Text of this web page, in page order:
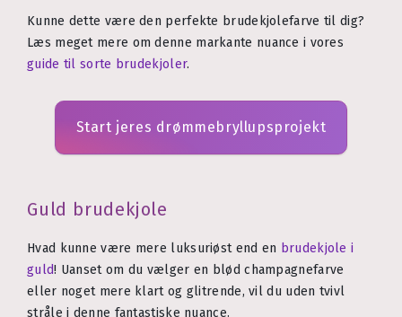
Kunne dette være den perfekte brudekjolefarve til dig?
Læs meget mere om denne markante nuance i vores
guide til sorte brudekjoler.
Start jeres drømmebryllupsprojekt
Guld brudekjole
Hvad kunne være mere luksuriøst end en brudekjole i
guld! Uanset om du vælger en blød champagnefarve
eller noget mere klart og glitrende, vil du uden tvivl
stråle i denne fantastiske nuance.